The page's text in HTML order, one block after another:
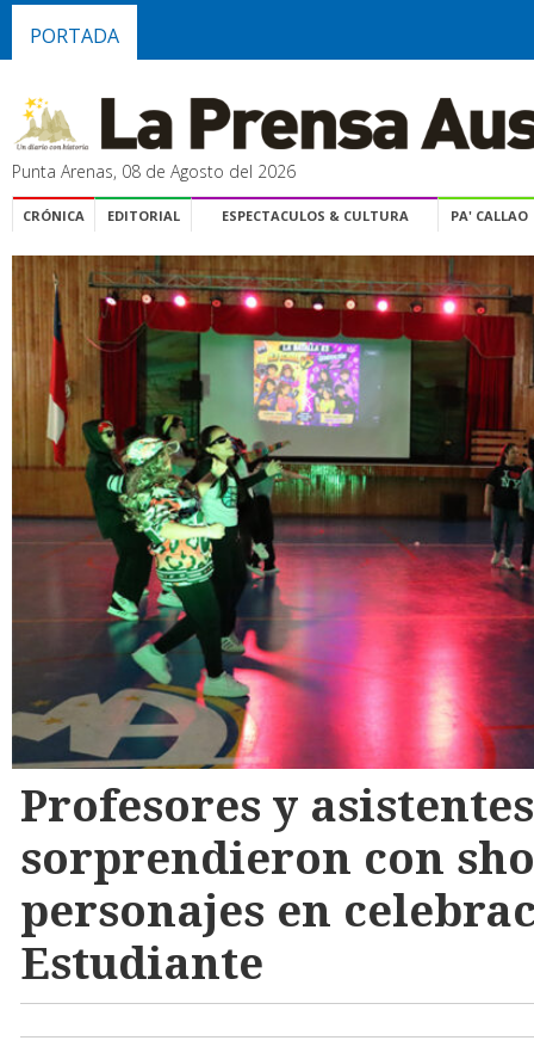
PORTADA
Punta Arenas, 08 de Agosto del 2026
CRÓNICA EDITORIAL ESPECTACULOS & CULTURA PA' CALLAO
Profesores y asistentes
sorprendieron con
personajes en
Estudiante